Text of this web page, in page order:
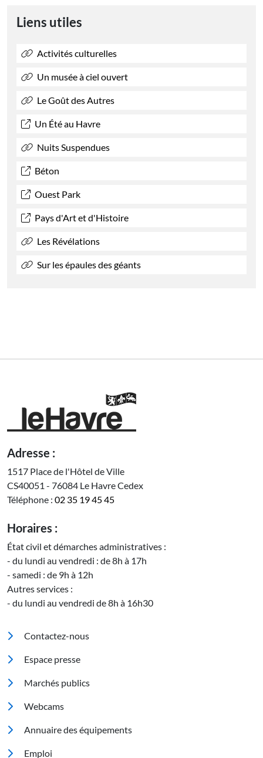
Liens utiles
Activités culturelles
Un musée à ciel ouvert
Le Goût des Autres
Un Été au Havre
Nuits Suspendues
Béton
Ouest Park
Pays d'Art et d'Histoire
Les Révélations
Sur les épaules des géants
Adresse :
1517 Place de l'Hôtel de Ville
CS40051 - 76084 Le Havre Cedex
Téléphone : 02 35 19 45 45
Horaires :
État civil et démarches administratives :
- du lundi au vendredi : de 8h à 17h
- samedi : de 9h à 12h
Autres services :
- du lundi au vendredi de 8h à 16h30
Pied de page
Contactez-nous
Espace presse
Marchés publics
Footer 2
Webcams
Annuaire des équipements
Emploi